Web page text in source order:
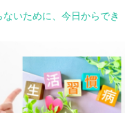
いために、今日からでき